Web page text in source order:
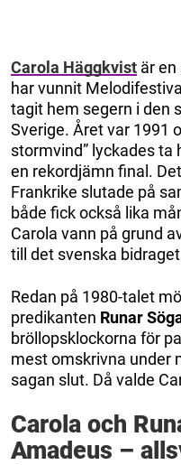
Carola Häggkvist är
har vunnit
tagit hem segern i den
Sverige. Året var 1991
stormvind” lyckades ta
en rekordjämn final.
Frankrike slutade på
både fick också lika
Carola vann på grund
till det svenska
Redan på 1980-talet
predikanten Runar
bröllopsklockorna för
mest omskrivna under
sagan slut. Då valde
Carola och
Amadeus –